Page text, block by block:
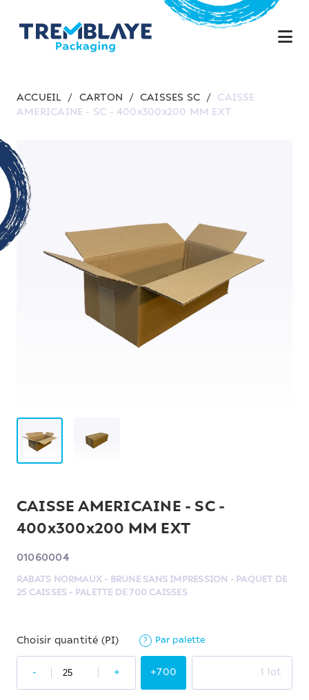
ACCUEIL / CARTON / CAISSES SC /
CAISSE
AMERICAINE - SC - 400x300x200 MM EXT
CAISSE AMERICAINE - SC -
400x300x200 MM EXT
01060004
RABATS NORMAUX - BRUNE SANS IMPRESSION - PAQUET DE
25 CAISSES - PALETTE DE 700 CAISSES
Choisir quantité (PI) ? Par palette
- + +700 1 lot